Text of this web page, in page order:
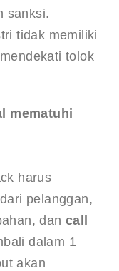
sanksi.
tidak memiliki
tolok
mematuhi
harus
pelanggan,
dan call
dalam 1
akan